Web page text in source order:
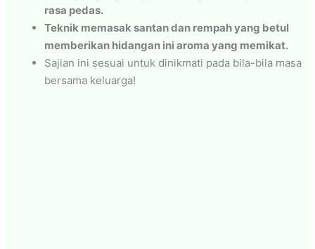
rasa pedas.
Teknik memasak santan dan rempah yang betul
memberikan hidangan ini aroma yang memikat.
Sajian ini sesuai untuk dinikmati pada bila-bila masa
bersama keluarga!